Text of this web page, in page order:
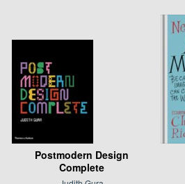
Postmodern Design
Complete